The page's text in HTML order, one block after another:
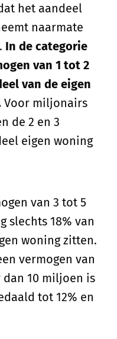
het aandeel
naarmate
In de categorie
van 1 tot 2
van de eigen
Voor miljonairs
de 2 en 3
eigen woning
van 3 tot 5
slechts 18% van
woning zitten.
vermogen van
10 miljoen is
tot 12% en